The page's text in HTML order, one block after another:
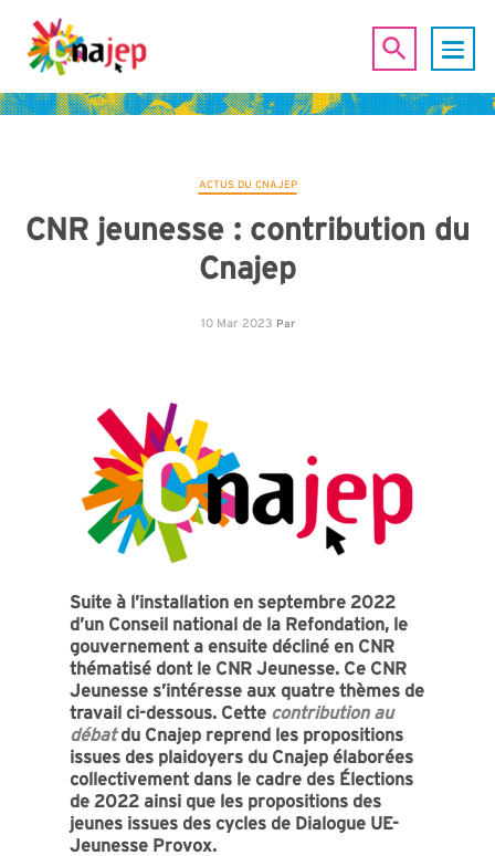
ACTUS DU CNAJEP
CNR jeunesse : contribution du
Cnajep
10 Mar 2023 Par
Suite à l’installation en septembre 2022
d’un Conseil national de la Refondation, le
gouvernement a ensuite décliné en CNR
thématisé dont le CNR Jeunesse. Ce CNR
Jeunesse s’intéresse aux quatre thèmes de
travail ci-dessous. Cette contribution au
débatdu Cnajep reprend les propositions
issues des plaidoyers du Cnajep élaborées
collectivement dans le cadre des Élections
de 2022 ainsi que les propositions des
jeunes issues des cycles de Dialogue UE-
Jeunesse Provox.